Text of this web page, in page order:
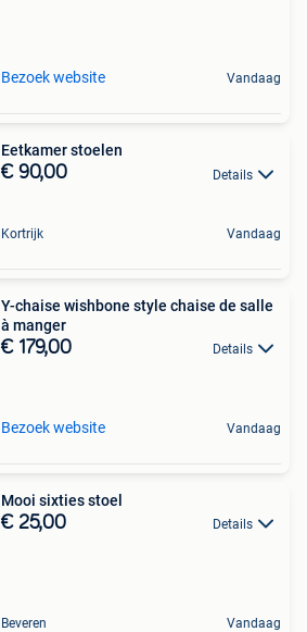
Bezoek website Vandaag
Eetkamer stoelen
€ 90,00 Details
Kortrijk Vandaag
Y-chaise wishbone style chaise de salle
à manger
€ 179,00 Details
Bezoek website Vandaag
Mooi sixties stoel
€ 25,00 Details
Beveren Vandaag